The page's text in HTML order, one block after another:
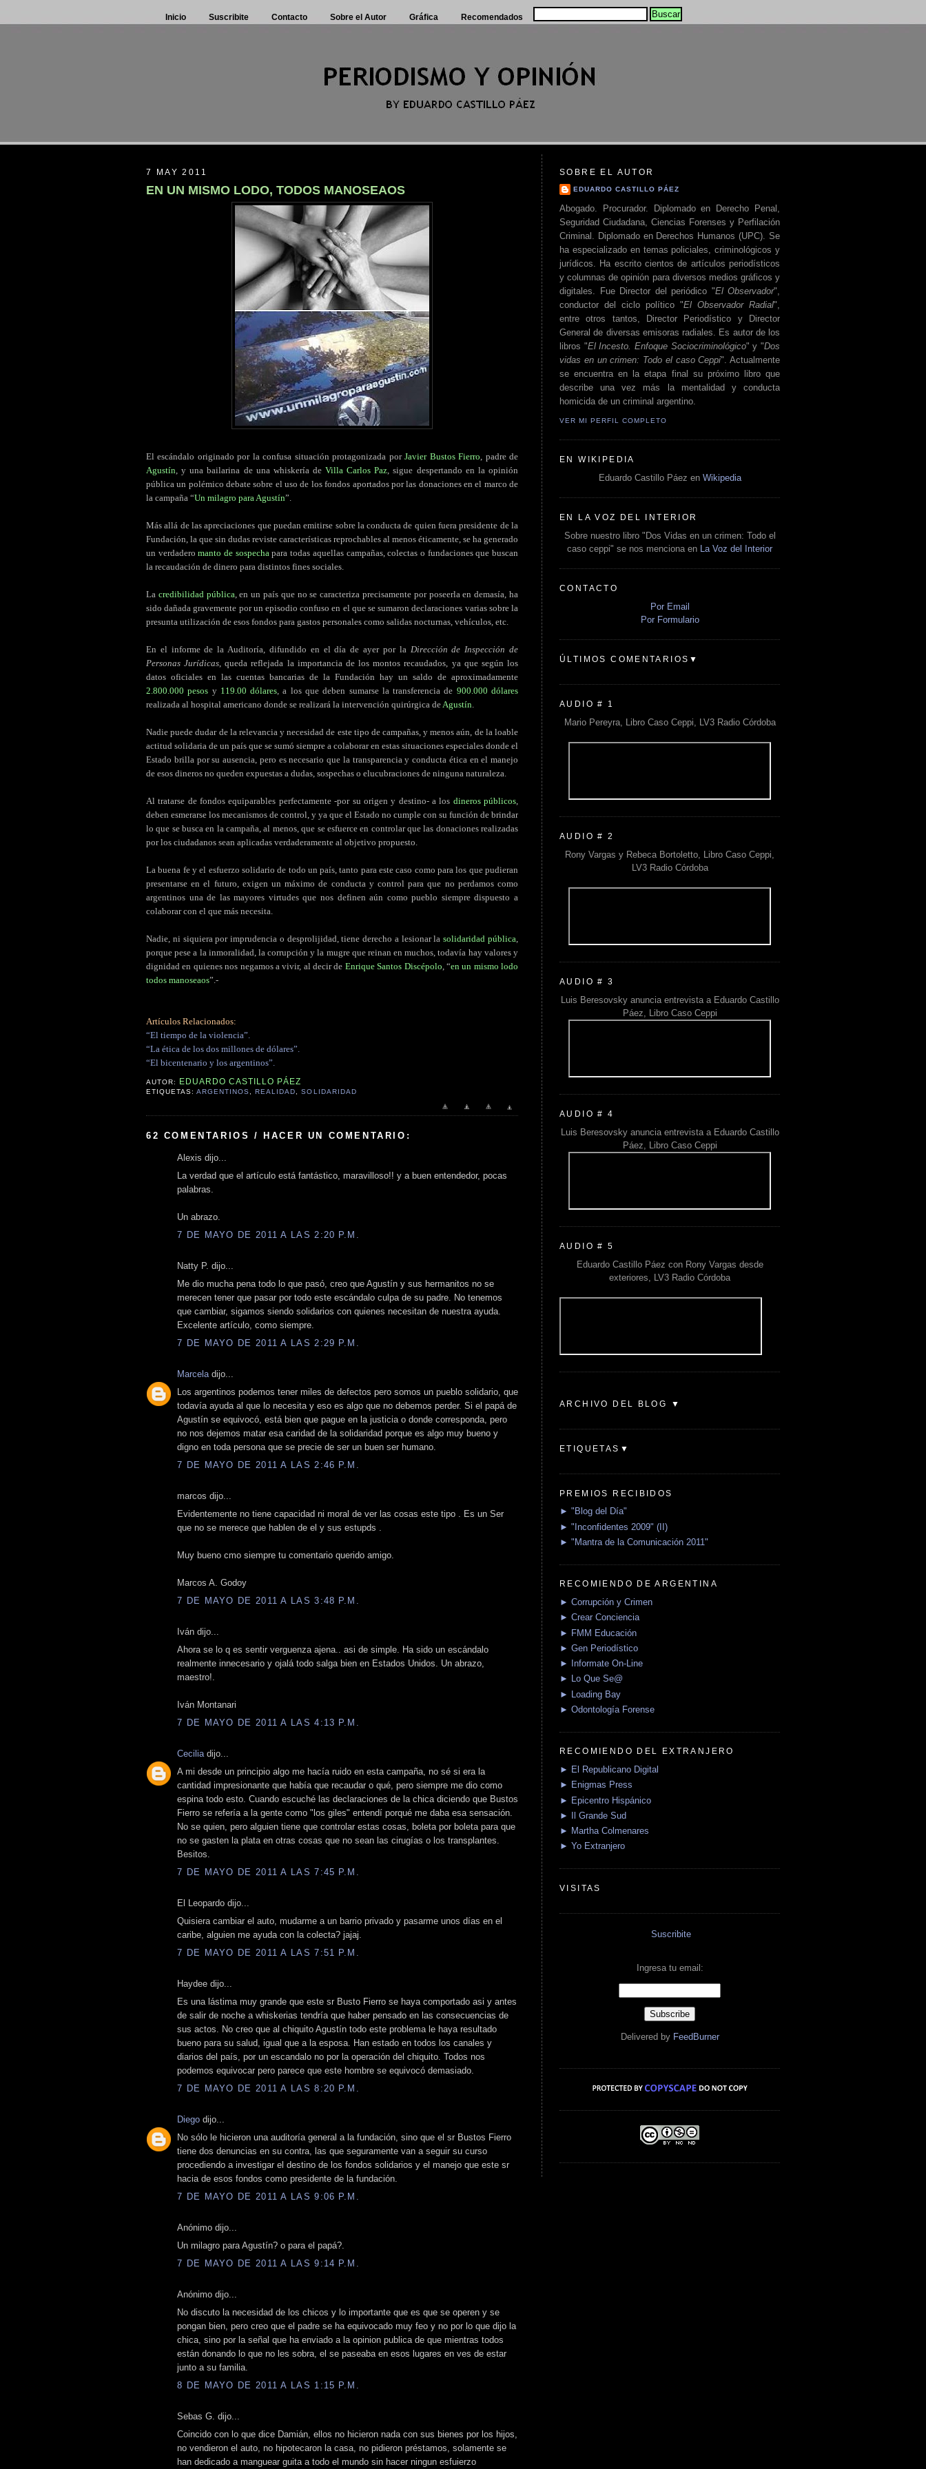
Inicio Suscribite Contacto Sobre el Autor Gráfica Recomendados
7 MAY 2011
EN UN MISMO LODO, TODOS MANOSEAOS
El escándalo originado por la confusa situación protagonizada porJavier Bustos Fierro, padre de
Agustín, y una bailarina de una whiskería deVilla Carlos Paz, sigue despertando en la opinión
pública un polémico debate sobre el uso de los fondos aportados por las donaciones en el marco de
la campaña “Un milagro para Agustín”.
Más allá de las apreciaciones que puedan emitirse sobre la conducta de quien fuera presidente de la
Fundación, la que sin dudas reviste características reprochables al menos éticamente, se ha generado
un verdaderomanto de sospechapara todas aquellas campañas, colectas o fundaciones que buscan
la recaudación de dinero para distintos fines sociales.
La credibilidad pública, en un país que no se caracteriza precisamente por poseerla en demasía, ha
sido dañada gravemente por un episodio confuso en el que se sumaron declaraciones varias sobre la
presunta utilización de esos fondos para gastos personales como salidas nocturnas, vehículos, etc.
En el informe de la Auditoría, difundido en el día de ayer por la Dirección de Inspección de
Personas Jurídicas, queda reflejada la importancia de los montos recaudados, ya que según los
datos oficiales en las cuentas bancarias de la Fundación hay un saldo de aproximadamente
2.800.000 pesos y 119.00 dólares, a los que deben sumarse la transferencia de 900.000 dólares
realizada al hospital americano donde se realizará la intervención quirúrgica deAgustín.
Nadie puede dudar de la relevancia y necesidad de este tipo de campañas, y menos aún, de la loable
actitud solidaria de un país que se sumó siempre a colaborar en estas situaciones especiales donde el
Estado brilla por su ausencia, pero es necesario que la transparencia y conducta ética en el manejo
de esos dineros no queden expuestas a dudas, sospechas o elucubraciones de ninguna naturaleza.
Al tratarse de fondos equiparables perfectamente -por su origen y destino- a los dineros públicos,
deben esmerarse los mecanismos de control, y ya que el Estado no cumple con su función de brindar
lo que se busca en la campaña, al menos, que se esfuerce en controlar que las donaciones realizadas
por los ciudadanos sean aplicadas verdaderamente al objetivo propuesto.
La buena fe y el esfuerzo solidario de todo un país, tanto para este caso como para los que pudieran
presentarse en el futuro, exigen un máximo de conducta y control para que no perdamos como
argentinos una de las mayores virtudes que nos definen aún como pueblo siempre dispuesto a
colaborar con el que más necesita.
Nadie, ni siquiera por imprudencia o desprolijidad, tiene derecho a lesionar lasolidaridad pública,
porque pese a la inmoralidad, la corrupción y la mugre que reinan en muchos, todavía hay valores y
dignidad en quienes nos negamos a vivir, al decir de Enrique Santos Discépolo, “en un mismo lodo
todos manoseaos”.-
Artículos Relacionados:
“El tiempo de la violencia”.
“La ética de los dos millones de dólares”.
“El bicentenario y los argentinos”.
AUTOR: EDUARDO CASTILLO PÁEZ
ETIQUETAS:ARGENTINOS ,REALIDAD ,SOLIDARIDAD
62 COMENTARIOS / HACER UN COMENTARIO:
Alexis dijo...
La verdad que el artículo está fantástico, maravilloso!! y a buen entendedor, pocas
palabras.
Un abrazo.
7 DE MAYO DE 2011 A LAS 2:20 P.M.
Natty P. dijo...
Me dio mucha pena todo lo que pasó, creo que Agustín y sus hermanitos no se
merecen tener que pasar por todo este escándalo culpa de su padre. No tenemos
que cambiar, sigamos siendo solidarios con quienes necesitan de nuestra ayuda.
Excelente artículo, como siempre.
7 DE MAYO DE 2011 A LAS 2:29 P.M.
Marcela dijo...
Los argentinos podemos tener miles de defectos pero somos un pueblo solidario, que
todavía ayuda al que lo necesita y eso es algo que no debemos perder. Si el papá de
Agustín se equivocó, está bien que pague en la justicia o donde corresponda, pero
no nos dejemos matar esa caridad de la solidaridad porque es algo muy bueno y
digno en toda persona que se precie de ser un buen ser humano.
7 DE MAYO DE 2011 A LAS 2:46 P.M.
marcos dijo...
Evidentemente no tiene capacidad ni moral de ver las cosas este tipo . Es un Ser
que no se merece que hablen de el y sus estupds .
Muy bueno cmo siempre tu comentario querido amigo.
Marcos A. Godoy
7 DE MAYO DE 2011 A LAS 3:48 P.M.
Iván dijo...
Ahora se lo q es sentir verguenza ajena.. asi de simple. Ha sido un escándalo
realmente innecesario y ojalá todo salga bien en Estados Unidos. Un abrazo,
maestro!.
Iván Montanari
7 DE MAYO DE 2011 A LAS 4:13 P.M.
Cecilia dijo...
A mi desde un principio algo me hacía ruido en esta campaña, no sé si era la
cantidad impresionante que había que recaudar o qué, pero siempre me dio como
espina todo esto. Cuando escuché las declaraciones de la chica diciendo que Bustos
Fierro se refería a la gente como "los giles" entendí porqué me daba esa sensación.
No se quien, pero alguien tiene que controlar estas cosas, boleta por boleta para que
no se gasten la plata en otras cosas que no sean las cirugías o los transplantes.
Besitos.
7 DE MAYO DE 2011 A LAS 7:45 P.M.
El Leopardo dijo...
Quisiera cambiar el auto, mudarme a un barrio privado y pasarme unos días en el
caribe, alguien me ayuda con la colecta? jajaj.
7 DE MAYO DE 2011 A LAS 7:51 P.M.
Haydee dijo...
Es una lástima muy grande que este sr Busto Fierro se haya comportado asi y antes
de salir de noche a whiskerias tendría que haber pensado en las consecuencias de
sus actos. No creo que al chiquito Agustín todo este problema le haya resultado
bueno para su salud, igual que a la esposa. Han estado en todos los canales y
diarios del país, por un escandalo no por la operación del chiquito. Todos nos
podemos equivocar pero parece que este hombre se equivocó demasiado.
7 DE MAYO DE 2011 A LAS 8:20 P.M.
Diego dijo...
No sólo le hicieron una auditoría general a la fundación, sino que el sr Bustos Fierro
tiene dos denuncias en su contra, las que seguramente van a seguir su curso
procediendo a investigar el destino de los fondos solidarios y el manejo que este sr
hacia de esos fondos como presidente de la fundación.
7 DE MAYO DE 2011 A LAS 9:06 P.M.
Anónimo dijo...
Un milagro para Agustín? o para el papá?.
7 DE MAYO DE 2011 A LAS 9:14 P.M.
Anónimo dijo...
No discuto la necesidad de los chicos y lo importante que es que se operen y se
pongan bien, pero creo que el padre se ha equivocado muy feo y no por lo que dijo la
chica, sino por la señal que ha enviado a la opinion publica de que mientras todos
están donando lo que no les sobra, el se paseaba en esos lugares en ves de estar
junto a su familia.
8 DE MAYO DE 2011 A LAS 1:15 P.M.
Sebas G. dijo...
Coincido con lo que dice Damián, ellos no hicieron nada con sus bienes por los hijos,
no vendieron el auto, no hipotecaron la casa, no pidieron préstamos, solamente se
han dedicado a manguear guita a todo el mundo sin hacer ningun esfuierzo
SOBRE EL AUTOR
EDUARDO CASTILLO PÁEZ
Abogado. Procurador. Diplomado en Derecho Penal,
Seguridad Ciudadana, Ciencias Forenses y Perfilación
Criminal. Diplomado en Derechos Humanos (UPC). Se
ha especializado en temas policiales, criminológicos y
jurídicos. Ha escrito cientos de artículos periodísticos
y columnas de opinión para diversos medios gráficos y
digitales. Fue Director del periódico "El Observador",
conductor del ciclo político "El Observador Radial",
entre otros tantos, Director Periodístico y Director
General de diversas emisoras radiales. Es autor de los
libros "El Incesto. Enfoque Sociocriminológico" y "Dos
vidas en un crimen: Todo el caso Ceppi". Actualmente
se encuentra en la etapa final su próximo libro que
describe una vez más la mentalidad y conducta
homicida de un criminal argentino.
VER MI PERFIL COMPLETO
EN WIKIPEDIA
Eduardo Castillo Páez en Wikipedia
EN LA VOZ DEL INTERIOR
Sobre nuestro libro "Dos Vidas en un crimen: Todo el
caso ceppi" se nos menciona en
La Voz del Interior
CONTACTO
Por Email
Por Formulario
ÚLTIMOS COMENTARIOS▼
AUDIO # 1
Mario Pereyra, Libro Caso Ceppi, LV3 Radio Córdoba
AUDIO # 2
Rony Vargas y Rebeca Bortoletto, Libro Caso Ceppi,
LV3 Radio Córdoba
AUDIO # 3
Luis Beresovsky anuncia entrevista a Eduardo Castillo
Páez, Libro Caso Ceppi
AUDIO # 4
Luis Beresovsky anuncia entrevista a Eduardo Castillo
Páez, Libro Caso Ceppi
AUDIO # 5
Eduardo Castillo Páez con Rony Vargas desde
exteriores, LV3 Radio Córdoba
ARCHIVO DEL BLOG ▼
ETIQUETAS▼
PREMIOS RECIBIDOS
► "Blog del Día"
► "Inconfidentes 2009" (II)
► "Mantra de la Comunicación 2011"
RECOMIENDO DE ARGENTINA
► Corrupción y Crimen
► Crear Conciencia
► FMM Educación
► Gen Periodístico
► Informate On-Line
► Lo Que Se@
► Loading Bay
► Odontología Forense
RECOMIENDO DEL EXTRANJERO
► El Republicano Digital
► Enigmas Press
► Epicentro Hispánico
► Il Grande Sud
► Martha Colmenares
► Yo Extranjero
VISITAS
Suscribite
Ingresa tu email:
Delivered by FeedBurner